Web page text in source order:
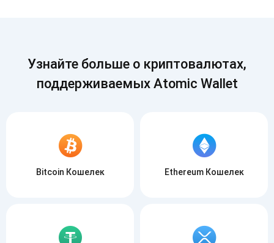
Узнайте больше о криптовалютах,
поддерживаемых Atomic Wallet
Bitcoin Кошелек Ethereum Кошелек